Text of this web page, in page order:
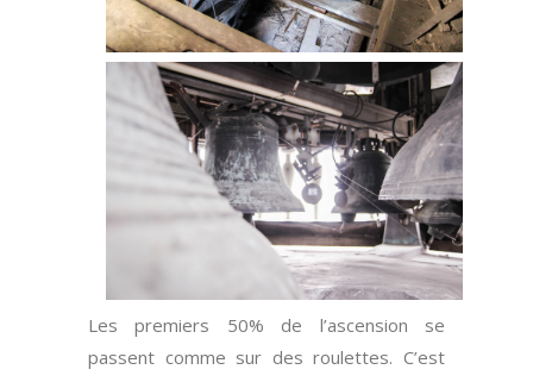
Les premiers 50% de l’ascension se
passent comme sur des roulettes. C’est